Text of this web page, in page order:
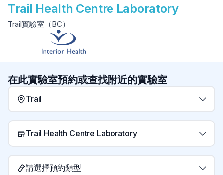
Trail Health Centre Laboratory
Trail實驗室（BC）
在此實驗室預約或查找附近的實驗室
Trail
Trail Health Centre Laboratory
請選擇預約類型